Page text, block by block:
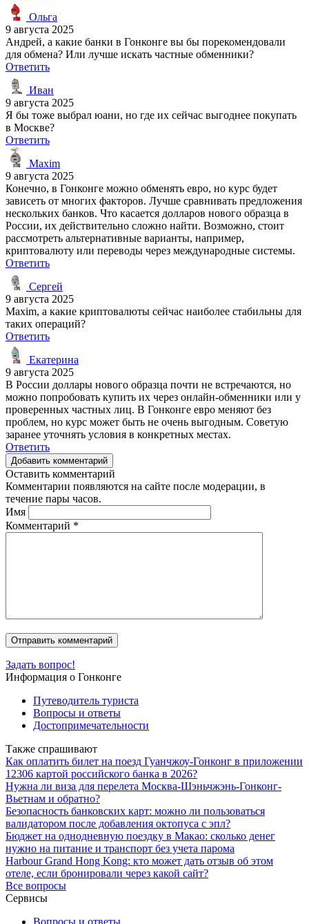
Ольга
9 августа 2025
Андрей, а какие банки в Гонконге вы бы порекомендовали
для обмена? Или лучше искать частные обменники?
Ответить
Иван
9 августа 2025
Я бы тоже выбрал юани, но где их сейчас выгоднее покупать
в Москве?
Ответить
Maxim
9 августа 2025
Конечно, в Гонконге можно обменять евро, но курс будет
зависеть от многих факторов. Лучше сравнивать предложения
нескольких банков. Что касается долларов нового образца в
России, их действительно сложно найти. Возможно, стоит
рассмотреть альтернативные варианты, например,
криптовалюту или переводы через международные системы.
Ответить
Сергей
9 августа 2025
Maxim, а какие криптовалюты сейчас наиболее стабильны для
таких операций?
Ответить
Екатерина
9 августа 2025
В России доллары нового образца почти не встречаются, но
можно попробовать купить их через онлайн-обменники или у
проверенных частных лиц. В Гонконге евро меняют без
проблем, но курс может быть не очень выгодным. Советую
заранее уточнять условия в конкретных местах.
Ответить
Добавить комментарий
Оставить комментарий
Комментарии появляются на сайте после модерации, в
течение пары часов.
Имя
Комментарий *
Задать вопрос!
Информация о Гонконге
Путеводитель туриста
Вопросы и ответы
Достопримечательности
Также спрашивают
Как оплатить билет на поезд Гуанчжоу-Гонконг в приложении
12306 картой российского банка в 2026?
Нужна ли виза для перелета Москва-Шэньчжэнь-Гонконг-
Вьетнам и обратно?
Безопасность банковских карт: можно ли пользоваться
валидатором после добавления октопуса с эпл?
Бюджет на однодневную поездку в Макао: сколько денег
нужно на питание и транспорт без учета парома
Harbour Grand Hong Kong: кто может дать отзыв об этом
отеле, если бронировали через какой сайт?
Все вопросы
Сервисы
Вопросы и ответы